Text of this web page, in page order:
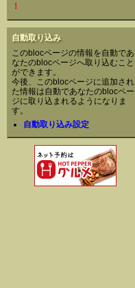
！
自動取り込み
このblocページの情報を自動であ
なたのblocページへ取り込むこと
ができます。
今後、このblocページに追加され
た情報は自動であなたのblocペー
ジに取り込まれるようになりま
す。
自動取り込み設定